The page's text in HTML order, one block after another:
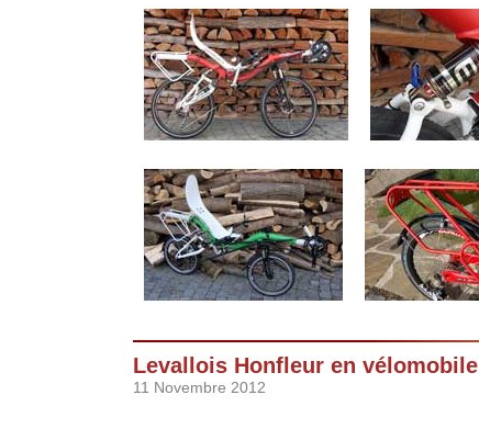
Levallois Honfleur en vélomobile
11 Novembre 2012